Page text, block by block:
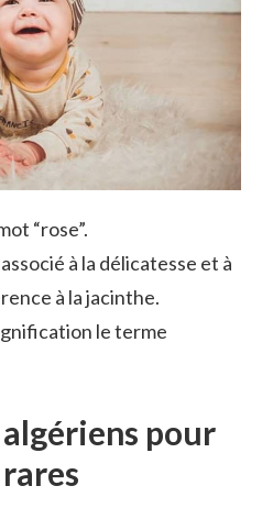
“rose”.
à la délicatesse et à
à la jacinthe.
le terme
pour